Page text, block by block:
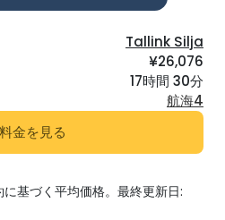
Tallink Silja
¥26,076
17時間 30分
航海4
金を見る
基づく平均価格。最終更新日: